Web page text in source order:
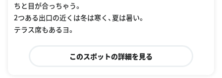
ちと目が合っちゃう。
2つある出口の近くは冬は寒く、夏は暑い。
テラス席もあるヨ。
このスポットの詳細を見る